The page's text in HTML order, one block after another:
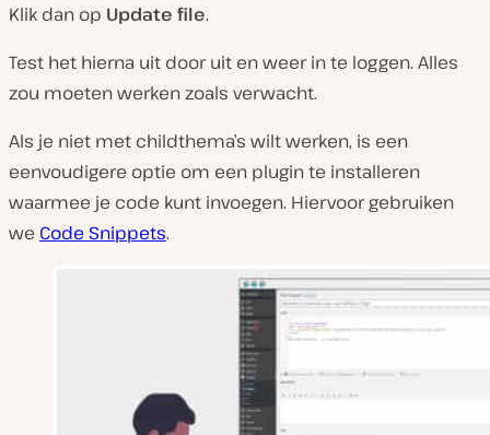
Klik dan op Update file.
Test het hierna uit door uit en weer in te loggen. Alles
zou moeten werken zoals verwacht.
Als je niet met childthema’s wilt werken, is een
eenvoudigere optie om een plugin te installeren
waarmee je code kunt invoegen. Hiervoor gebruiken
we Code Snippets.